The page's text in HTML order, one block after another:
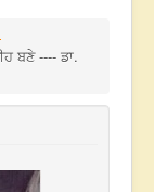
ਬਣੇ ---- ਡਾ.